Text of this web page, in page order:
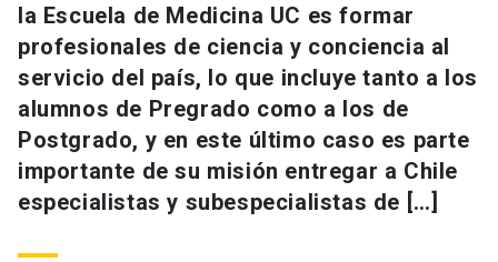
la Escuela de Medicina UC es formar
profesionales de ciencia y conciencia al
servicio del país, lo que incluye tanto a los
alumnos de Pregrado como a los de
Postgrado, y en este último caso es parte
importante de su misión entregar a Chile
especialistas y subespecialistas de […]